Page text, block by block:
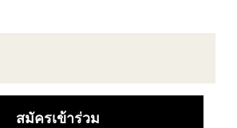
สมัครเข้าร่วม